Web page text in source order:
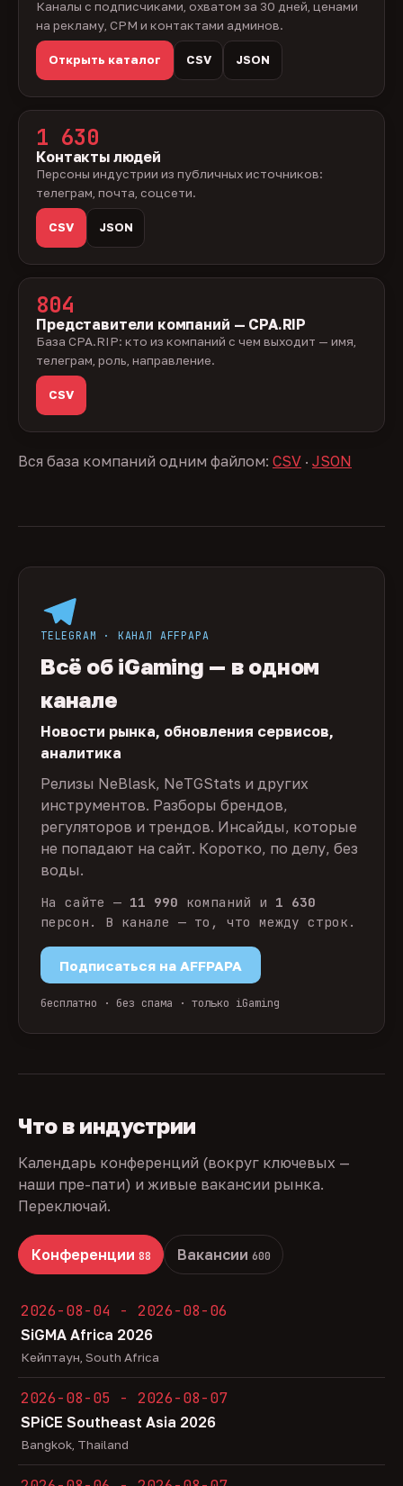
Каналы с подписчиками, охватом за 30 дней, ценами
на рекламу, CPM и контактами админов.
Открыть каталог CSV JSON
1 630
Контакты людей
Персоны индустрии из публичных источников:
телеграм, почта, соцсети.
CSV JSON
804
Представители компаний — CPA.RIP
База CPA.RIP: кто из компаний с чем выходит — имя,
телеграм, роль, направление.
CSV
Вся база компаний одним файлом: CSV · JSON
TELEGRAM · КАНАЛ AFFPAPA
Всё об iGaming — в одном
канале
Новости рынка, обновления сервисов,
аналитика
Релизы NeBlask, NeTGStats и других
инструментов. Разборы брендов,
регуляторов и трендов. Инсайды, которые
не попадают на сайт. Коротко, по делу, без
воды.
На сайте — 11 990 компаний и 1 630
персон. В канале — то, что между строк.
Подписаться на AFFPAPA
бесплатно · без спама · только iGaming
Что в индустрии
Календарь конференций (вокруг ключевых —
наши пре-пати) и живые вакансии рынка.
Переключай.
Конференции 88 Вакансии 600
2026-08-04 - 2026-08-06
SiGMA Africa 2026
Кейптаун, South Africa
2026-08-05 - 2026-08-07
SPiCE Southeast Asia 2026
Bangkok, Thailand